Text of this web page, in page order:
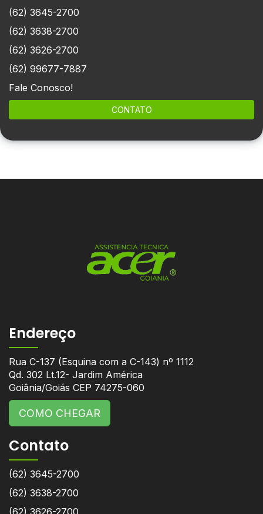
(62) 3645-2700
(62) 3638-2700
(62) 3626-2700
(62) 99677-7887
Fale Conosco!
CONTATO
Endereço
Rua C-137 (Esquina com a C-143) nº 1112
Qd. 302 Lt.12- Jardim América
Goiânia/Goiás CEP 74275-060
COMO CHEGAR
Contato
(62) 3645-2700
(62) 3638-2700
(62) 3626-2700